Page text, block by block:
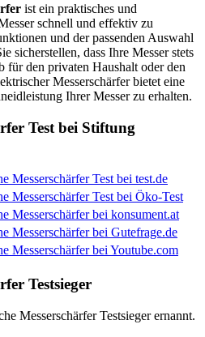
ist ein praktisches und
schnell und effektiv zu
und der passenden Auswahl
sicherstellen, dass Ihre Messer stets
für den privaten Haushalt oder den
Messerschärfer bietet eine
Ihrer Messer zu erhalten.
Test bei Stiftung
Messerschärfer Test bei test.de
Messerschärfer Test bei Öko-Test
Messerschärfer bei konsument.at
Messerschärfer bei Gutefrage.de
Messerschärfer bei Youtube.com
Testsieger
Messerschärfer Testsieger ernannt.